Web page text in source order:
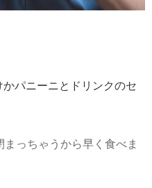
パニーニとドリンクのセ
まっちゃうから早く食べま